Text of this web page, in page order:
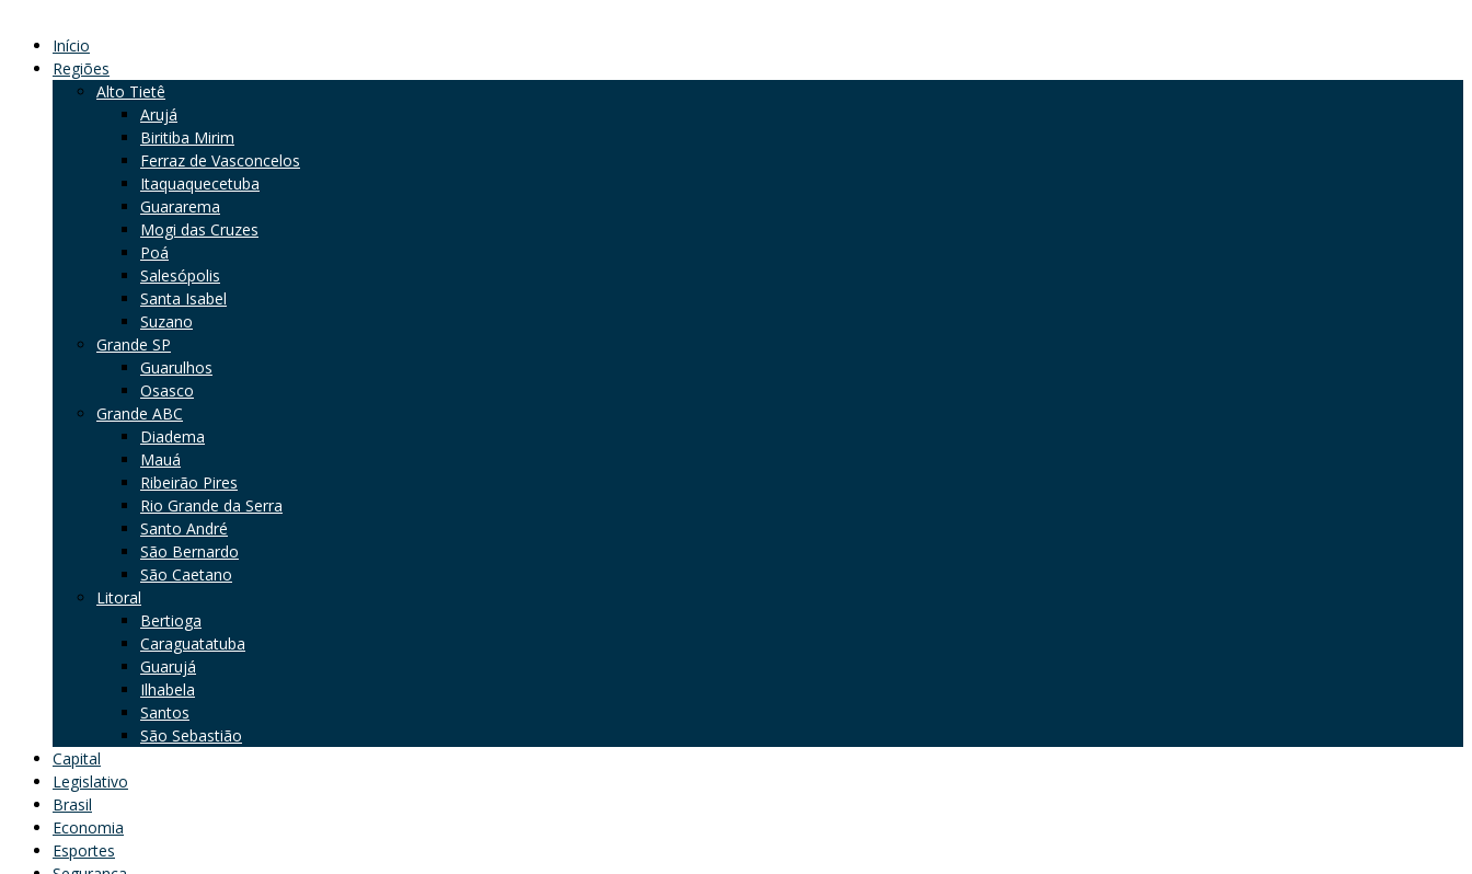
Início
Regiões
Alto Tietê
Arujá
Biritiba Mirim
Ferraz de Vasconcelos
Itaquaquecetuba
Guararema
Mogi das Cruzes
Poá
Salesópolis
Santa Isabel
Suzano
Grande SP
Guarulhos
Osasco
Grande ABC
Diadema
Mauá
Ribeirão Pires
Rio Grande da Serra
Santo André
São Bernardo
São Caetano
Litoral
Bertioga
Caraguatatuba
Guarujá
Ilhabela
Santos
São Sebastião
Capital
Legislativo
Brasil
Economia
Esportes